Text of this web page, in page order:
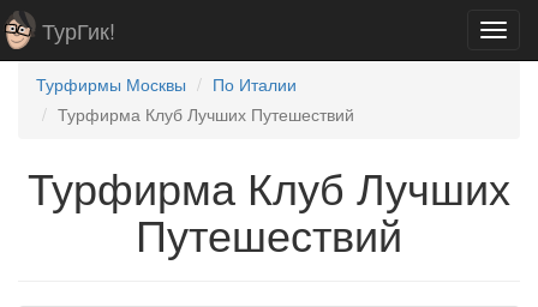
ТурГик!
Турфирмы Москвы
По Италии
Турфирма Клуб Лучших Путешествий
Турфирма Клуб Лучших
Путешествий